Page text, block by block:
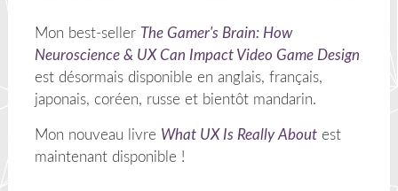
Mon best-seller The Gamer's Brain: How
Neuroscience & UX Can Impact Video Game Design
est désormais disponible en anglais, français,
japonais, coréen, russe et bientôt mandarin.
Mon nouveau livre What UX Is Really Aboutest
maintenant disponible !